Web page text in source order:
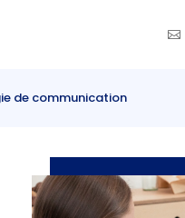
de communication